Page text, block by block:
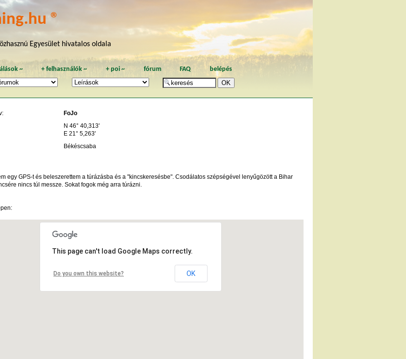
®
Egyesület hivatalos oldala
~ +felhasználók ~ + poi~ fórum FAQ belépés
FoJo
N 46° 40,313'
E 21° 5,263'
Békéscsaba
egy GPS-t és beleszerettem a túrázásba és a "kincskeresésbe". Csodálatos szépségével lenyűgözött a Bihar
nincs túl messze. Sokat fogok még arra túrázni.